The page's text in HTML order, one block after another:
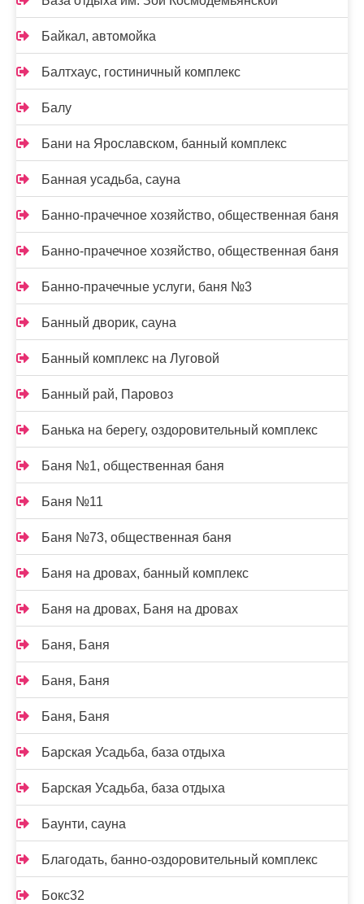
Байкал, автомойка
Балтхаус, гостиничный комплекс
Балу
Бани на Ярославском, банный комплекс
Банная усадьба, сауна
Банно-прачечное хозяйство, общественная баня
Банно-прачечное хозяйство, общественная баня
Банно-прачечные услуги, баня №3
Банный дворик, сауна
Банный комплекс на Луговой
Банный рай, Паровоз
Банька на берегу, оздоровительный комплекс
Баня №1, общественная баня
Баня №11
Баня №73, общественная баня
Баня на дровах, банный комплекс
Баня на дровах, Баня на дровах
Баня, Баня
Баня, Баня
Баня, Баня
Барская Усадьба, база отдыха
Барская Усадьба, база отдыха
Баунти, сауна
Благодать, банно-оздоровительный комплекс
Бокс32